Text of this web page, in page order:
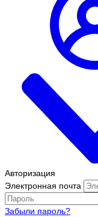
Авторизация
Электронная почта
Забыли пароль?